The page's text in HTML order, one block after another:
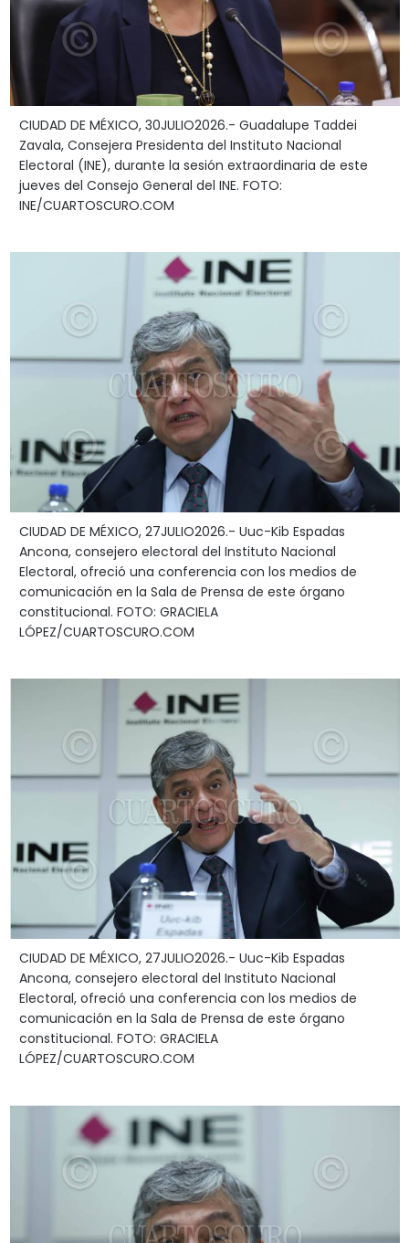
CIUDAD DE MÉXICO, 30JULIO2026.- Guadalupe Taddei
Zavala, Consejera Presidenta del Instituto Nacional
Electoral (INE), durante la sesión extraordinaria de este
jueves del Consejo General del INE. FOTO:
INE/CUARTOSCURO.COM
CIUDAD DE MÉXICO, 27JULIO2026.- Uuc-Kib Espadas
Ancona, consejero electoral del Instituto Nacional
Electoral, ofreció una conferencia con los medios de
comunicación en la Sala de Prensa de este órgano
constitucional. FOTO: GRACIELA
LÓPEZ/CUARTOSCURO.COM
CIUDAD DE MÉXICO, 27JULIO2026.- Uuc-Kib Espadas
Ancona, consejero electoral del Instituto Nacional
Electoral, ofreció una conferencia con los medios de
comunicación en la Sala de Prensa de este órgano
constitucional. FOTO: GRACIELA
LÓPEZ/CUARTOSCURO.COM